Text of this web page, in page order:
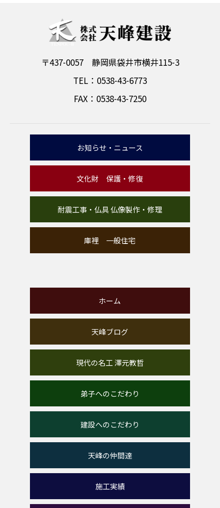
〒437-0057 静岡県袋井市横井115-3
TEL：0538-43-6773
FAX：0538-43-7250
お知らせ・ニュース
文化財 保護・修復
耐震工事・仏具 仏像製作・修理
庫裡 一般住宅
ホーム
天峰ブログ
現代の名工 澤元教哲
弟子へのこだわり
建設へのこだわり
天峰の仲間達
施工実績